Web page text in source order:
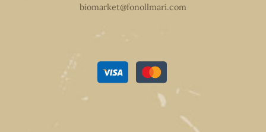
biomarket@fonollmari.com